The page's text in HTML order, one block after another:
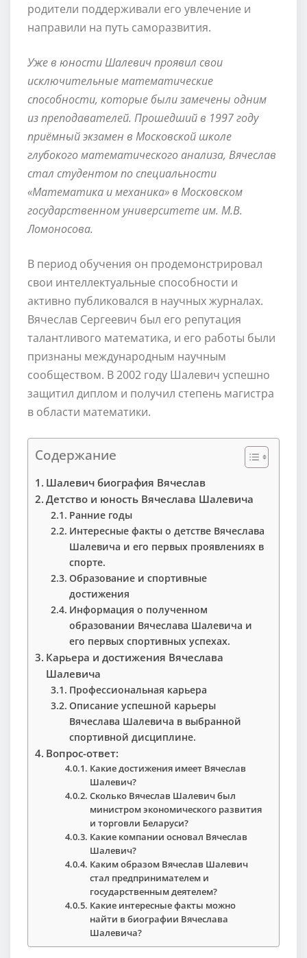
родители поддерживали его увлечение и
направили на путь саморазвития.
Уже в юности Шалевич проявил свои
исключительные математические
способности, которые были замечены одним
из преподавателей. Прошедший в 1997 году
приёмный экзамен в Московской школе
глубокого математического анализа, Вячеслав
стал студентом по специальности
«Математика и механика» в Московском
государственном университете им. М.В.
Ломоносова.
В период обучения он продемонстрировал
свои интеллектуальные способности и
активно публиковался в научных журналах.
Вячеслав Сергеевич был его репутация
талантливого математика, и его работы были
признаны международным научным
сообществом. В 2002 году Шалевич успешно
защитил диплом и получил степень магистра
в области математики.
Содержание
Шалевич биография Вячеслав
Детство и юность Вячеслава Шалевича
Ранние годы
Интересные факты о детстве Вячеслава
Шалевича и его первых проявлениях в
спорте.
Образование и спортивные
достижения
Информация о полученном
образовании Вячеслава Шалевича и
его первых спортивных успехах.
Карьера и достижения Вячеслава
Шалевича
Профессиональная карьера
Описание успешной карьеры
Вячеслава Шалевича в выбранной
спортивной дисциплине.
Вопрос-ответ:
Какие достижения имеет Вячеслав
Шалевич?
Сколько Вячеслав Шалевич был
министром экономического развития
и торговли Беларуси?
Какие компании основал Вячеслав
Шалевич?
Каким образом Вячеслав Шалевич
стал предпринимателем и
государственным деятелем?
Какие интересные факты можно
найти в биографии Вячеслава
Шалевича?